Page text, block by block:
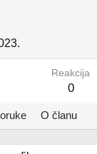
Reakcija
0
O članu